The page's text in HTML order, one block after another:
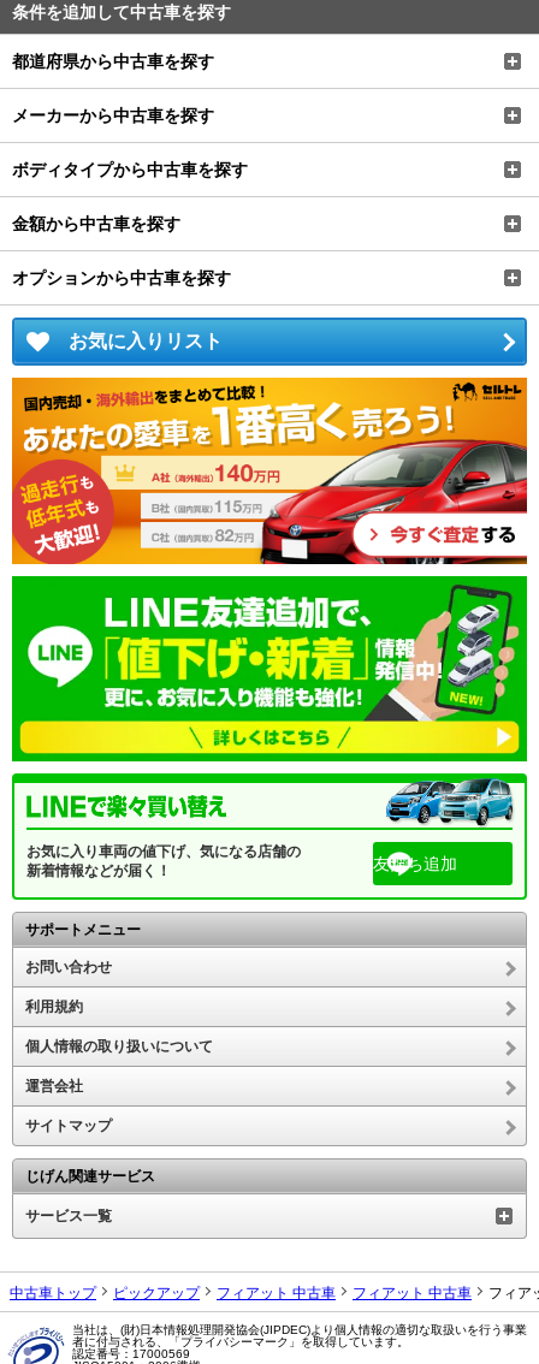
条件を追加して中古車を探す
都道府県から中古車を探す
メーカーから中古車を探す
ボディタイプから中古車を探す
金額から中古車を探す
オプションから中古車を探す
お気に入りリスト
お気に入り車両の値下げ、気になる店舗の
新着情報などが届く！
友だち追加
サポートメニュー
お問い合わせ
利用規約
個人情報の取り扱いについて
運営会社
サイトマップ
じげん関連サービス
サービス一覧
中古車トップ ピックアップ フィアット 中古車 フィアット 中古車 フィア
当社は、(財)日本情報処理開発協会(JIPDEC)より個人情報の適切な取扱いを行う事業
者に付与される、「プライバシーマーク」を取得しています。
認定番号：17000569